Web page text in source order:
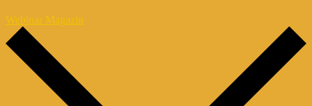
Webinar Magazin